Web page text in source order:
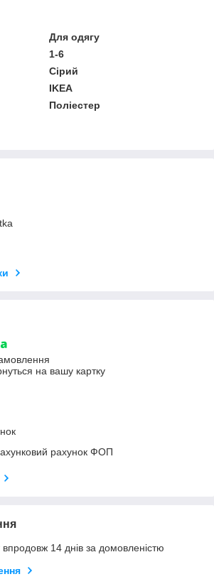
Для одягу
1-6
Сірий
IKEA
Поліестер
на вашу картку
рахунок ФОП
14 днів за домовленістю